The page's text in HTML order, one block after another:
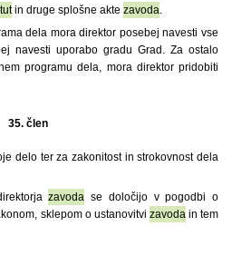
in druge splošne akte zavoda.
dela mora direktor posebej navesti vse
navesti uporabo gradu Grad. Za ostalo
programu dela, mora direktor pridobiti
35. člen
delo ter za zakonitost in strokovnost dela
zavoda se določijo v pogodbi o
sklepom o ustanovitvi zavodain tem